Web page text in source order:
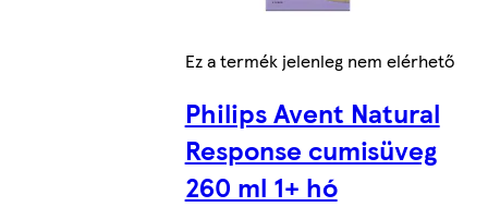
Ez a termék jelenleg nem elérhető
Philips Avent Natural
Response cumisüveg
260 ml 1+ hó